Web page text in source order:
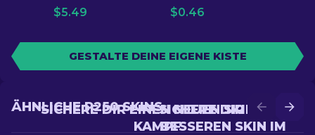
$5.49
$0.46
GESTALTE DEINE EIGENE KISTE
SICHERE DIR EINEN
BESSEREN SKIN IM
SICHERE DIR EINEN NEUEN SKIN IM
KAMPF
ÄHNLICHE P250 SKINS